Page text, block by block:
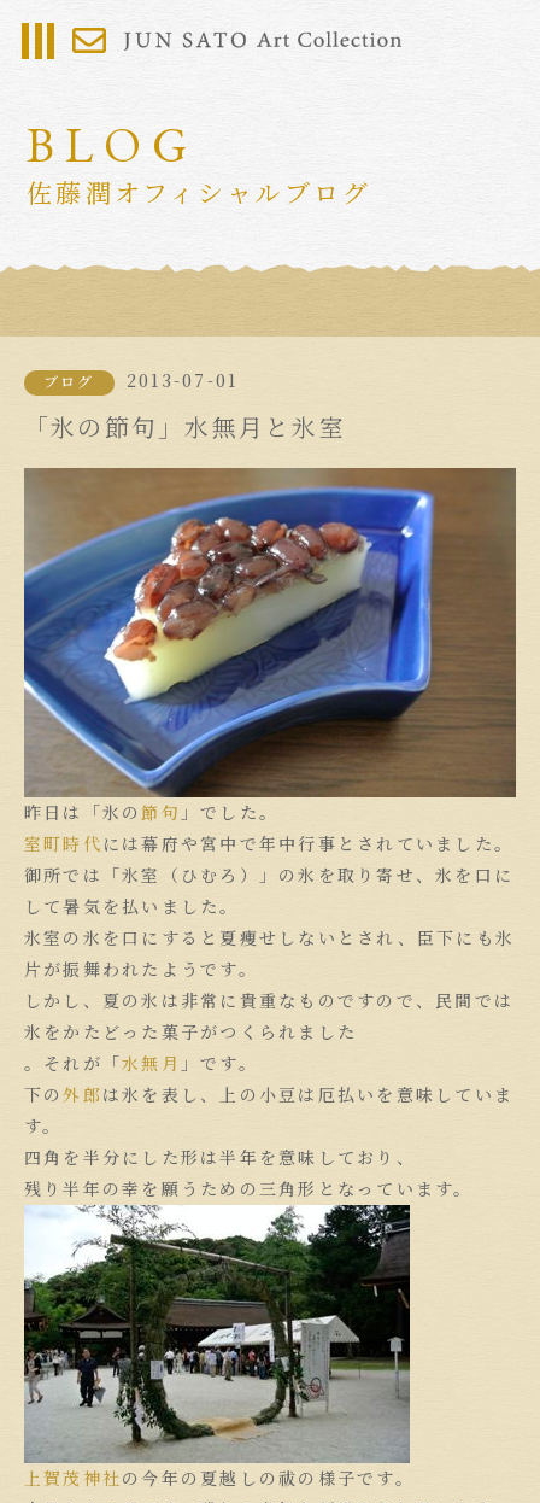
BLOG
佐藤潤オフィシャルブログ
ブログ 2013-07-01
「氷の節句」水無月と氷室
昨日は「氷の節句 」でした。
室町時代 には幕府や宮中で年中行事とされていました。
御所では「氷室（ひむろ）」の氷を取り寄せ、氷を口に
して暑気を払いました。
氷室の氷を口にすると夏痩せしないとされ、臣下にも氷
片が振舞われたようです。
しかし、夏の氷は非常に貴重なものですので、民間では
氷をかたどった菓子がつくられました
。それが「水無月 」です。
下の外郎は氷を表し、上の小豆は厄払いを意味していま
す。
四角を半分にした形は半年を意味しており、
残り半年の幸を願うための三角形となっています。
上賀茂神社の今年の夏越しの祓の様子です。